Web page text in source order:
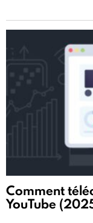
Comment
YouTube